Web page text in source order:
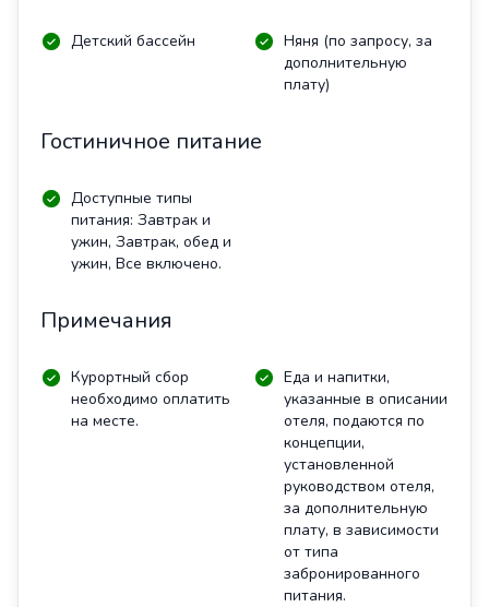
Детский бассейн
Няня (по запросу, за
дополнительную
плату)
Гостиничное питание
Доступные типы
питания: Завтрак и
ужин, Завтрак, обед и
ужин, Все включено.
Примечания
Курортный сбор
необходимо оплатить
на месте.
Еда и напитки,
указанные в описании
отеля, подаются по
концепции,
установленной
руководством отеля,
за дополнительную
плату, в зависимости
от типа
забронированного
питания.